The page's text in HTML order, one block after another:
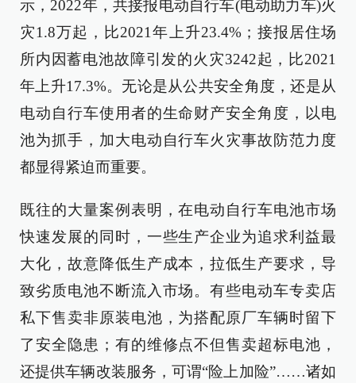
示，2022年，共接报电动自行车(电动助力车)火
灾1.8万起，比2021年上升23.4%；接报居住场
所内因蓄电池故障引发的火灾3242起，比2021
年上升17.3%。无论是从公共安全角度，还是从
电动自行车使用者的生命财产安全角度，以电
池为抓手，加大电动自行车火灾事故防范力度
都显得紧迫而重要。
既往的大量案例表明，在电动自行车电池市场
快速发展的同时，一些生产企业为追求利益最
大化，故意降低生产成本，拉低生产要求，导
致劣质电池不断流入市场。有些电动车专卖店
私下售卖非原装电池，为搭配原厂车辆时留下
了安全隐患；有的维修点不但售卖超标电池，
还提供车辆改装服务，可谓“险上加险”……诸如